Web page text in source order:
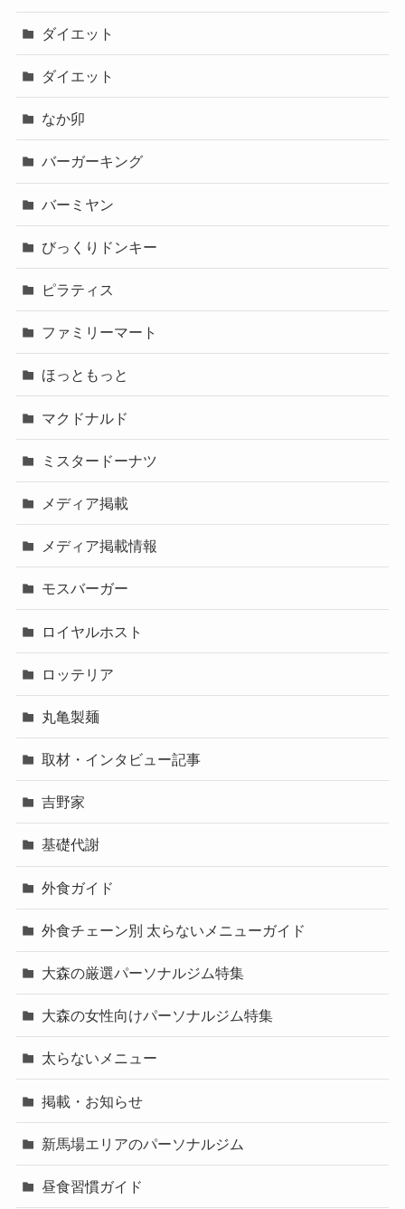
ダイエット
ダイエット
なか卯
バーガーキング
バーミヤン
びっくりドンキー
ピラティス
ファミリーマート
ほっともっと
マクドナルド
ミスタードーナツ
メディア掲載
メディア掲載情報
モスバーガー
ロイヤルホスト
ロッテリア
丸亀製麺
取材・インタビュー記事
吉野家
基礎代謝
外食ガイド
外食チェーン別 太らないメニューガイド
大森の厳選パーソナルジム特集
大森の女性向けパーソナルジム特集
太らないメニュー
掲載・お知らせ
新馬場エリアのパーソナルジム
昼食習慣ガイド